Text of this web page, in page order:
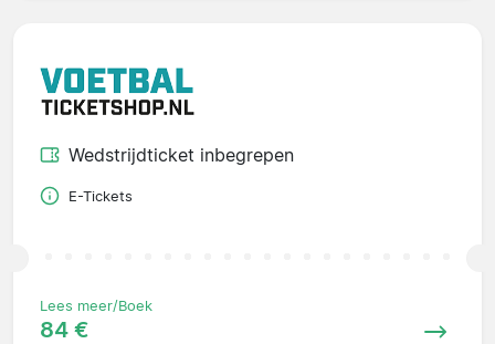
Wedstrijdticket inbegrepen
E-Tickets
Lees meer/Boek
84 €